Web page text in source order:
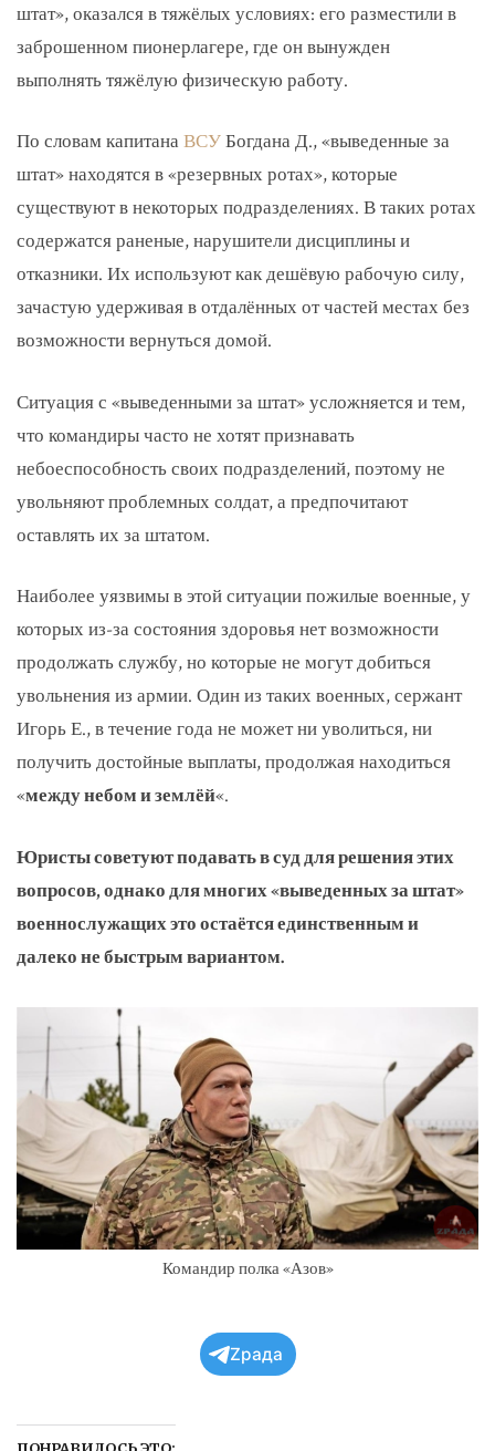
штат», оказался в тяжёлых условиях: его разместили в
заброшенном пионерлагере, где он вынужден
выполнять тяжёлую физическую работу.
По словам капитанаВСУБогдана Д., «выведенные за
штат» находятся в «резервных ротах», которые
существуют в некоторых подразделениях. В таких ротах
содержатся раненые, нарушители дисциплины и
отказники. Их используют как дешёвую рабочую силу,
зачастую удерживая в отдалённых от частей местах без
возможности вернуться домой.
Ситуация с «выведенными за штат» усложняется и тем,
что командиры часто не хотят признавать
небоеспособность своих подразделений, поэтому не
увольняют проблемных солдат, а предпочитают
оставлять их за штатом.
Наиболее уязвимы в этой ситуации пожилые военные, у
которых из-за состояния здоровья нет возможности
продолжать службу, но которые не могут добиться
увольнения из армии. Один из таких военных, сержант
Игорь Е., в течение года не может ни уволиться, ни
получить достойные выплаты, продолжая находиться
«между небом и землёй«.
Юристы советуют подавать в суд для решения этих
вопросов, однако для многих «выведенных за штат»
военнослужащих это остаётся единственным и
далеко не быстрым вариантом.
Командир полка «Азов»
Zрада